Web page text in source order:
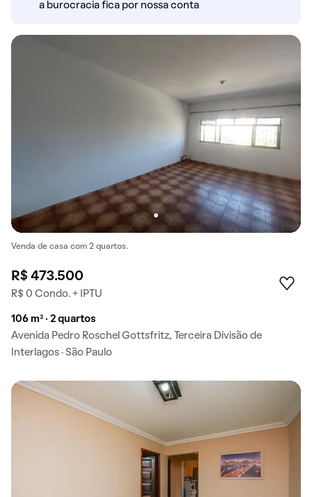
a burocracia fica por nossa conta
Venda de casa com 2 quartos.
R$ 473.500
R$ 0 Condo. + IPTU
106 m² · 2 quartos
Avenida Pedro Roschel Gottsfritz, Terceira Divisão de
Interlagos · São Paulo